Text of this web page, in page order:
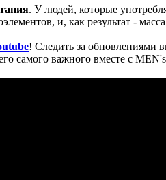
. У людей, которые
и, как результат -
! Следить за обновлениями
самого важного вместе с